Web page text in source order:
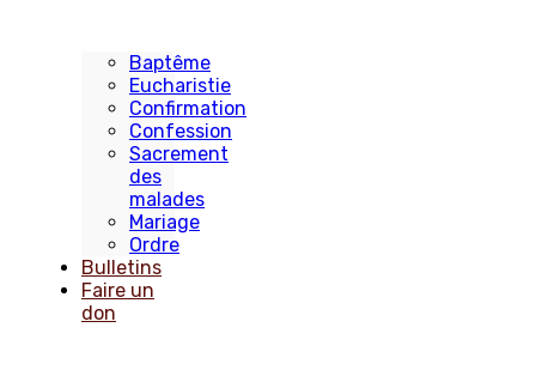
Baptême
Eucharistie
Confirmation
Confession
Sacrement
des
malades
Mariage
Ordre
Bulletins
Faire un
don